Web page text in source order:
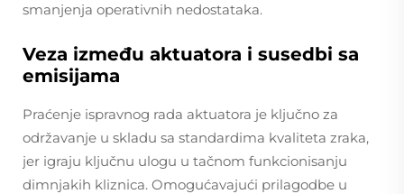
smanjenja operativnih nedostataka.
Veza između aktuatora i susedbi sa
emisijama
Praćenje ispravnog rada aktuatora je ključno za
održavanje u skladu sa standardima kvaliteta zraka,
jer igraju ključnu ulogu u tačnom funkcionisanju
dimnjakih kliznica. Omogućavajući prilagodbe u